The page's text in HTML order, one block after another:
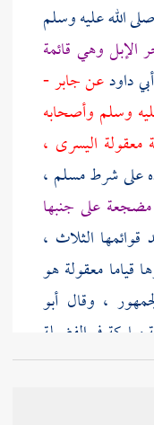
الله عليه وسلم
الإبل وهي قائمة
أبي داودعنجابر-
وسلم وأصحابه
معقولة اليسرى ،
على شرطمسلم ،
على جنبها
الثلاث ،
قياما معقولة هو
، وقال أبو
في الفضيلة
باركة وهذا مخالف